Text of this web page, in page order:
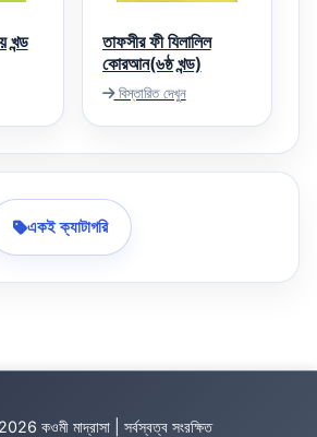
খন্ড
তাফসীর ফী যিলালিল
কোরআন(৬ষ্ঠ খন্ড)
বিস্তারিত দেখুন
একই ক্যাটাগরি
কওমী মাদ্রাসা | সর্বস্বত্ব সংরক্ষিত